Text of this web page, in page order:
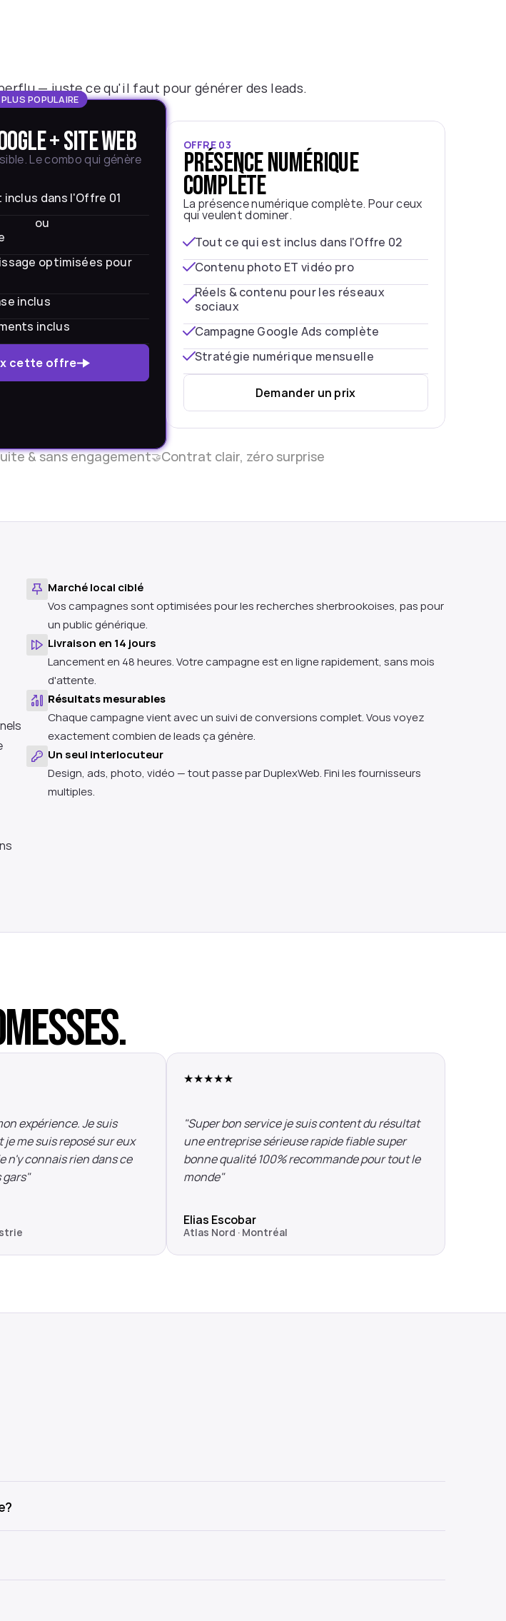
— juste ce qu'il faut pour générer des leads.
PLUS POPULAIRE
+ Site Web
Le combo qui génère
dans l'Offre 01
ou
optimisées pour
inclus
inclus
cette offre
OFFRE 03
Présence numérique
complète
La présence numérique complète. Pour ceux
qui veulent dominer.
Tout ce qui est inclus dans l'Offre 02
Contenu photo ET vidéo pro
Réels & contenu pour les réseaux
sociaux
Campagne Google Ads complète
Stratégie numérique mensuelle
Demander un prix
& sans engagement🤝Contrat clair, zéro surprise
Marché local ciblé
Vos campagnes sont optimisées pour les recherches sherbrookoises, pas pour
un public générique.
Livraison en 14 jours
Lancement en 48 heures. Votre campagne est en ligne rapidement, sans mois
d'attente.
Résultats mesurables
Chaque campagne vient avec un suivi de conversions complet. Vous voyez
exactement combien de leads ça génère.
Un seul interlocuteur
Design, ads, photo, vidéo — tout passe par DuplexWeb. Fini les fournisseurs
multiples.
expérience. Je suis
me suis reposé sur eux
n'y connais rien dans ce
gars"
★★★★★
"Super bon service je suis content du résultat
une entreprise sérieuse rapide fiable super
bonne qualité 100% recommande pour tout le
monde"
Elias Escobar
Atlas Nord · Montréal